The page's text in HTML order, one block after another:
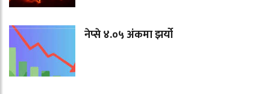
नेप्से ४.०५ अंकमा झर्यो